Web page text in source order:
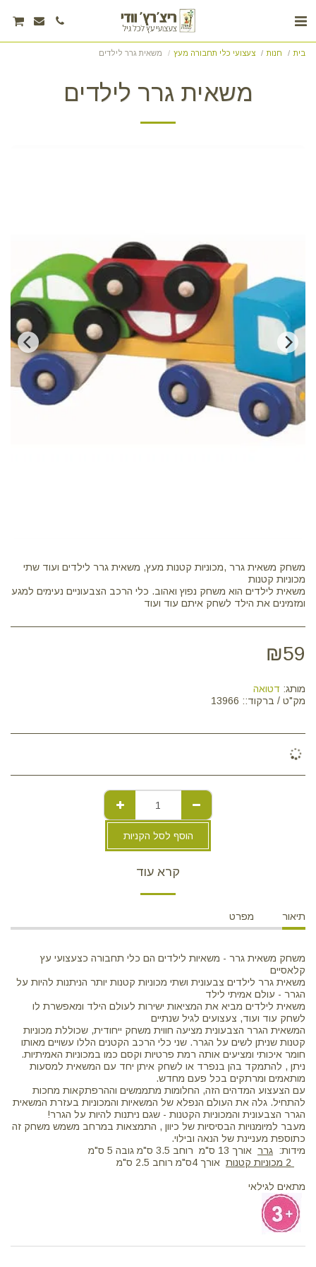
בית חנות צעצועי כלי תחבורה מעץ משאית גרר לילדים
משאית גרר לילדים
משחק משאית גרר ,מכוניות קטנות מעץ, משאית גרר לילדים ועוד שתי
משאית לילדים הוא משחק נפוץ ואהוב. כלי הרכב הצבעוניים נעימים למגע
ומזמינים את הילד לשחק איתם עוד ועוד
₪59
מותג: דטואה
מק"ט / ברקוד:: 13966
הוסף לסל הקניות
קרא עוד
תיאור מפרט
משחק משאית גרר - משאיות לילדים הם כלי תחבורה כצעצועי עץ
קלאסיים
משאית גרר לילדים צבעונית ושתי מכוניות קטנות יותר הניתנות להיות על
הגרר - עולם אמיתי לילד
משאית לילדים מביא את המציאות ישירות לעולם הילד ומאפשרת לו
לשחק עוד ועוד, צעצועים לגיל שנתיים
המשאית הגרר הצבעונית מציעה חווית משחק ייחודית, שכוללת מכוניות
קטנות שניתן לשים על הגרר. שני כלי הרכב הקטנים הללו עשויים מאותו
חומר איכותי ומציעים אותה רמת פרטיות וקסם כמו במכוניות האמיתיות.
ניתן , להתמקד בהן בנפרד או לשחק איתן יחד עם המשאית למסעות
מותאמים ומרתקים בכל פעם מחדש.
עם הצעצוע המדהים הזה, החלומות מתממשים וההרפתקאות מחכות
להתחיל. גלה את העולם הנפלא של המשאיות והמכוניות בעזרת המשאית
הגרר הצבעונית והמכוניות הקטנות - שגם ניתנות להיות על הגרר!
מעבר למיומנויות הבסיסיות של כיוון , התמצאות במרחב משמש משחק זה
כתוספת מעניינת של הנאה ובילוי.
מידות: גרר אורך 13 ס"מ רוחב 3.5 ס"מ גובה 5 ס"מ
אורך 4ס"מ רוחב 2.5 ס"מ
מתאים לגילאי